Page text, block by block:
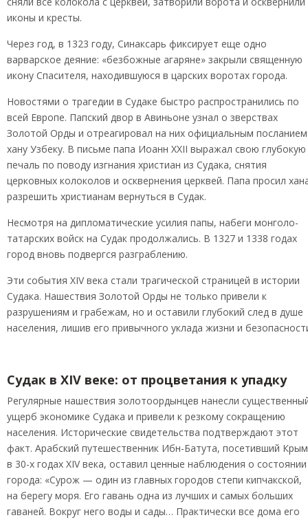
иконы и кресты.
Через год, в 1323 году, Синаксарь фиксирует еще одно
варварское деяние: «безбожные агаряне» закрыли священную
икону Спасителя, находившуюся в царских воротах города.
Новостями о трагедии в Судаке быстро распространились по
всей Европе. Папский двор в Авиньоне узнал о зверствах
Золотой Орды и отреагировал на них официальным посланием
хану Узбеку. В письме папа Иоанн XXII выражал свою глубокую
печаль по поводу изгнания христиан из Судака, снятия
церковных колоколов и осквернения церквей. Папа просил
разрешить христианам вернуться в Судак.
Несмотря на дипломатические усилия папы, набеги монголо-
татарских войск на Судак продолжались. В 1327 и 1338 годах
город вновь подвергся разграблению.
Эти события XIV века стали трагической страницей в истории
Судака. Нашествия Золотой Орды не только привели к
разрушениям и грабежам, но и оставили глубокий след в душе
населения, лишив его привычного уклада жизни и
Судак в XIV веке: от процветания к упадку
Регулярные нашествия золотоордынцев нанесли
ущерб экономике Судака и привели к резкому сокращению
населения. Исторические свидетельства подтверждают этот
факт. Арабский путешественник Ибн-Батута, посетивший Крым
в 30-х годах XIV века, оставил ценные наблюдения о состоянии
города: «Сурож — один из главных городов степи кипчакской,
на берегу моря. Его гавань одна из лучших и самых больших
гаваней. Вокруг него воды и сады… Практически все дома его